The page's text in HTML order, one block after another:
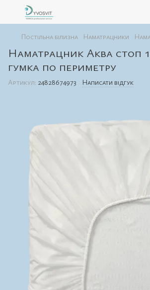
Постільна білизна Наматрацники
Наматрацник Аква стоп
гумка по периметру
Артикул: 24828674973 Написати відгук